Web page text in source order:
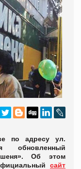
по адресу ул.
обновленный
Об этом
сайт